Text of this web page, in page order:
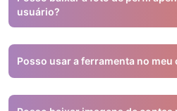
usuário?
Não, é necessário o link direto do
de usuário não funciona.
Posso usar a ferramenta no meu
Sim, funciona em navegadores
Android.